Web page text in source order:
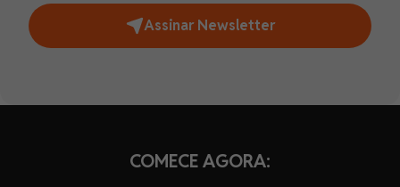
Assinar Newsletter
COMECE AGORA: